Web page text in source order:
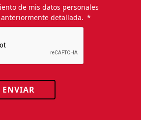
de mis datos personales
detallada.
ENVIAR